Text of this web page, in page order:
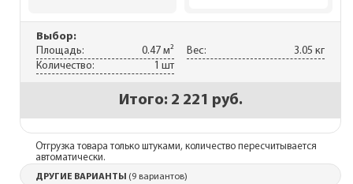
Выбор:
Площадь:
0.47 м² Вес:
3.05 кг
Количество:
1 шт
Итого: 2 221 руб.
Отгрузка товара только штуками, количество пересчитывается
автоматически.
ДРУГИЕ ВАРИАНТЫ (9 вариантов)